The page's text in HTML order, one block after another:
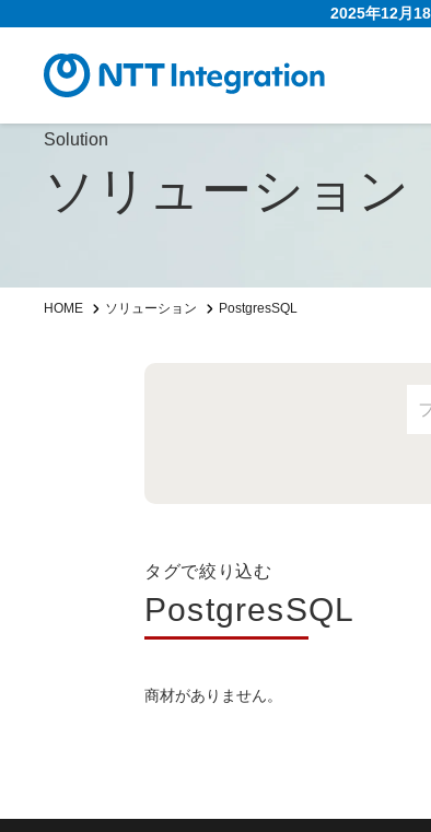
2025年12月
Solution
ソリューション
HOME ソリューション PostgresSQL
タグで絞り込む
PostgresSQL
商材がありません。